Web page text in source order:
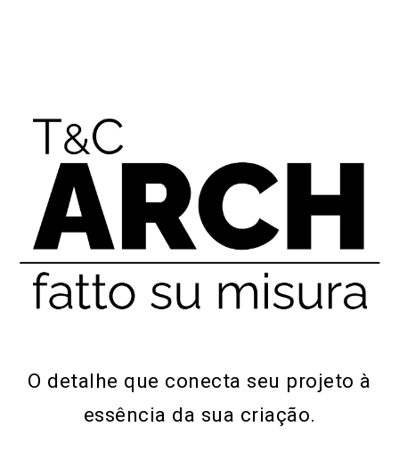
O detalhe que conecta seu projeto à
essência da sua criação.